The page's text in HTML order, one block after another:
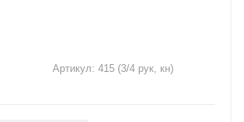
Артикул: 415 (3/4 рук, кн)